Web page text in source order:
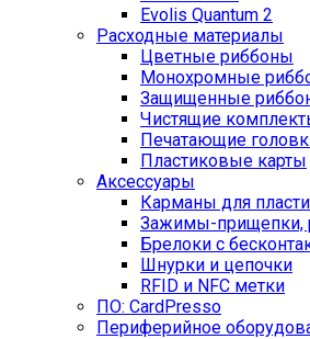
Evolis Quantum 2
Расходные материалы
Цветные риббоны
Монохромные
Защищенные
Чистящие
Печатающие
Пластиковые карты
Аксессуары
Карманы для
Зажимы-прищепки,
Брелоки с
Шнурки и цепочки
RFID и NFC метки
ПО: CardPresso
Периферийное